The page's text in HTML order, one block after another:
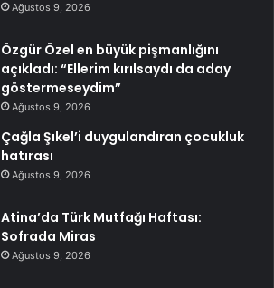
Ağustos 9, 2026
Özgür Özel en büyük pişmanlığını
açıkladı: “Ellerim kırılsaydı da aday
göstermeseydim”
Ağustos 9, 2026
Çağla Şıkel’i duygulandıran çocukluk
hatırası
Ağustos 9, 2026
Atina’da Türk Mutfağı Haftası:
Sofrada Miras
Ağustos 9, 2026